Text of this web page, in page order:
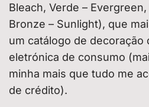
Bleach, Verde –
Bronze – Sunlight), que
um catálogo de decoração
eletrónica de consumo
minha mais que tudo me
de crédito).